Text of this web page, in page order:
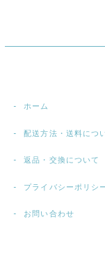
ホーム
配送方法・送料につ
返品・交換について
プライバシーポリシ
お問い合わせ